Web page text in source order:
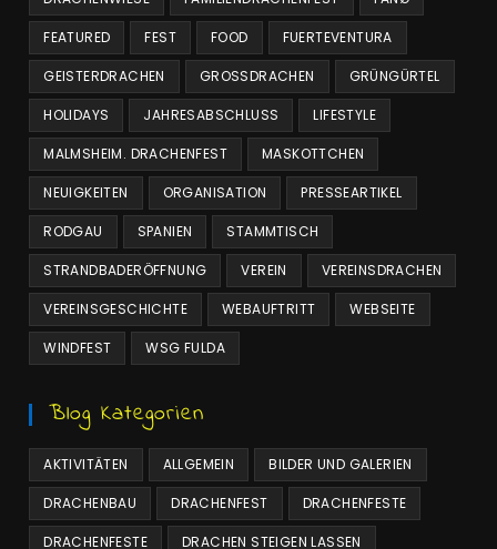
FEATURED FEST FOOD FUERTEVENTURA
GEISTERDRACHEN GROSSDRACHEN GRÜNGÜRTEL
HOLIDAYS JAHRESABSCHLUSS LIFESTYLE
MALMSHEIM. DRACHENFEST MASKOTTCHEN
NEUIGKEITEN ORGANISATION PRESSEARTIKEL
RODGAU SPANIEN STAMMTISCH
STRANDBADERÖFFNUNG VEREIN VEREINSDRACHEN
VEREINSGESCHICHTE WEBAUFTRITT WEBSEITE
WINDFEST WSG FULDA
Blog Kategorien
AKTIVITÄTEN ALLGEMEIN BILDER UND GALERIEN
DRACHENBAU DRACHENFEST DRACHENFESTE
DRACHENFESTE DRACHEN STEIGEN LASSEN